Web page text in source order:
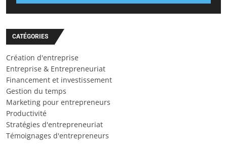
CATÉGORIES
Création d'entreprise
Entreprise & Entrepreneuriat
Financement et investissement
Gestion du temps
Marketing pour entrepreneurs
Productivité
Stratégies d'entrepreneuriat
Témoignages d'entrepreneurs